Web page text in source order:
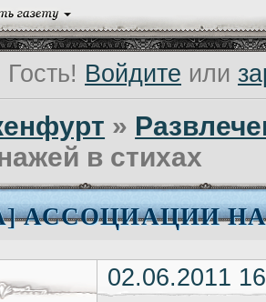
Войдите или
»
в стихах
АССОЦИАЦИИ
02.06.2011